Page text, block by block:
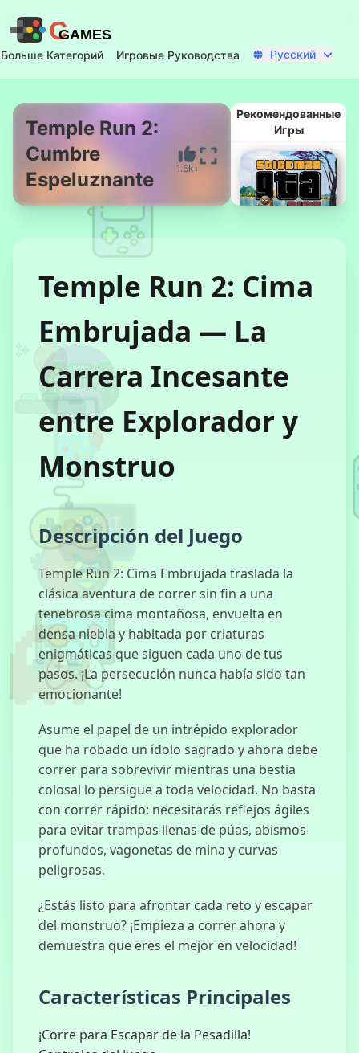
CGAMES
Больше Категорий Игровые Руководства Русский
Temple Run 2:
Cumbre
Espeluznante
1.6k+
Рекомендованные
Игры
Осеннее
Издание
Блоков
Безумный
Скот 3D
Склонов
Куриный
Флип
Temple Run 2: Cima
Embrujada — La
Carrera Incesante
entre Explorador y
Monstruo
Descripción del Juego
Temple Run 2: Cima Embrujada traslada la
clásica aventura de correr sin fin a una
tenebrosa cima montañosa, envuelta en
densa niebla y habitada por criaturas
enigmáticas que siguen cada uno de tus
pasos. ¡La persecución nunca había sido tan
emocionante!
Asume el papel de un intrépido explorador
que ha robado un ídolo sagrado y ahora debe
correr para sobrevivir mientras una bestia
colosal lo persigue a toda velocidad. No basta
con correr rápido: necesitarás reflejos ágiles
para evitar trampas llenas de púas, abismos
profundos, vagonetas de mina y curvas
peligrosas.
¿Estás listo para afrontar cada reto y escapar
del monstruo? ¡Empieza a correr ahora y
demuestra que eres el mejor en velocidad!
Características Principales
¡Corre para Escapar de la Pesadilla!